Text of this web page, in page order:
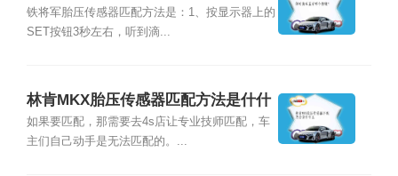
铁将军胎压传感器匹配方法是：1、按显示器上的
SET按钮3秒左右，听到滴...
林肯MKX胎压传感器匹配方法是什什
么
如果要匹配，那需要去4s店让专业技师匹配，车
主们自己动手是无法匹配的。...